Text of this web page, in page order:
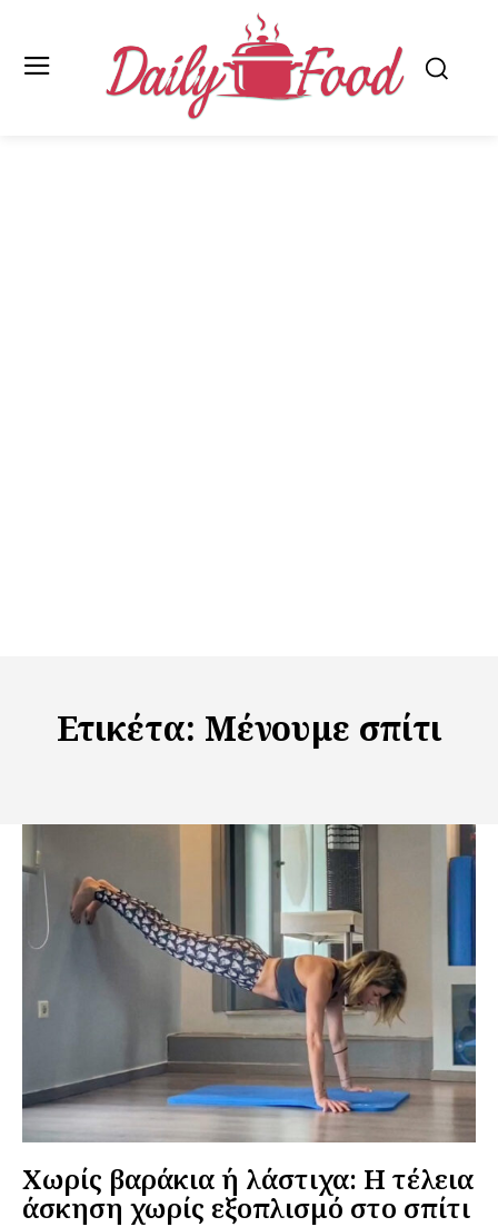
Ετικέτα: Μένουμε σπίτι
Χωρίς βαράκια ή λάστιχα: Η τέλεια
άσκηση χωρίς εξοπλισμό στο σπίτι